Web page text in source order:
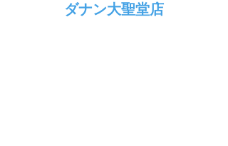
ダナン大聖堂店